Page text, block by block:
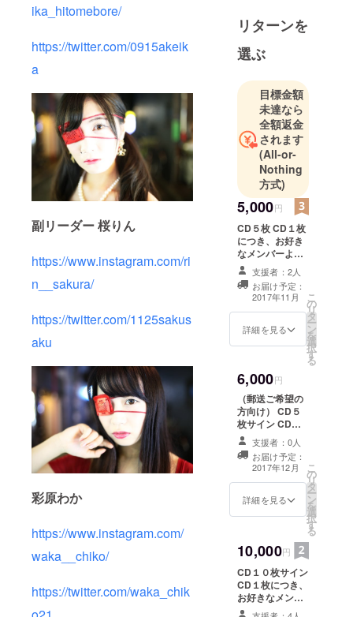
ika_hitomebore/
https://twitter.com/0915akeik
a
副リーダー 桜りん
https://www.instagram.com/ri
n__sakura/
https://twitter.com/1125sakus
aku
彩原わか
https://www.instagram.com/
waka__chiko/
https://twitter.com/waka_chik
学大学院卒
業後、サイ
バーエー
インフラエ
ンジニアと
して勤務。
その後
EMOLVAを
創業し、現
在10期目を
迎える。自
身も50万人
以上のフォ
ロワーを持
つインフル
エンサーで
もある。最
近では「令
和の虎」や
クション」
など起業家
としてのメ
ディア出演
も増えてい
EMOLVAは
500社以上の
企業にSNS
マーケティ
ングサービ
スを提供。
顧客はベン
チャーから
リターンを
選ぶ
目標金額
未達なら
全額返金
されます
(All-or-
Nothing
方式)
5,000円
CD５枚 CD１枚
につき、お好き
なメンバーより
CDへ推しメン
（１名）からの
サイン
支援者：2人
お届け予定：
2017年11月
詳細を見る
こ
の
リ
タ
ー
ン
を
選
択
す
る
6,000円
（郵送ご希望の
方向け） CD５
枚サイン CD１
枚につき、お好
きなメンバーよ
りCDへ推しメン
（１名）からの
サイン
支援者：0人
お届け予定：
2017年12月
詳細を見る
こ
の
リ
タ
ー
ン
を
選
択
す
る
10,000円
CD１０枚サイン
CD１枚につき、
お好きなメン
バーよりCDへ推